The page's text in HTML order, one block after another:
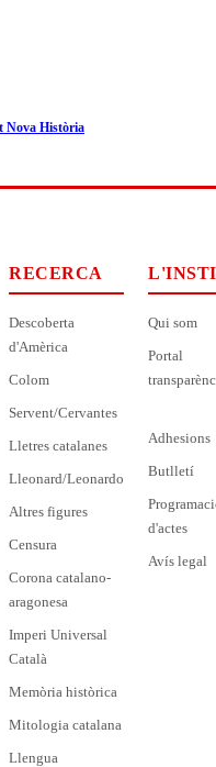
Nova Història
RECERCA
Descoberta
d'Amèrica
Colom
Servent/Cervantes
Lletres catalanes
Lleonard/Leonardo
Altres figures
Censura
Corona catalano-
aragonesa
Imperi Universal
Català
Memòria històrica
Mitologia catalana
Llengua
Qui som
Portal
Adhesions
Butlletí
d'actes
Avís legal